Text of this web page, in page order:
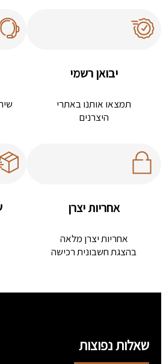
יבואן רשמי
תמצאו אותנו באתרי
היצרנים
אחריות יצרן
אחריות יצרן מלאה
בהצגת חשבונית רכישה
שאלות נפוצות